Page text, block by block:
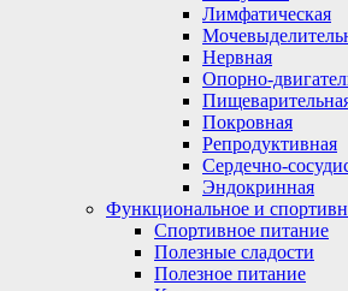
Лимфатическая
Нервная
Опорно-
Покровная
Репродуктивная
Сердечно-
Эндокринная
Функциональное и
Спортивное питание
Полезные сладости
Полезное питание